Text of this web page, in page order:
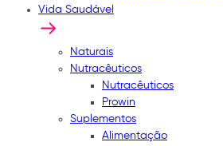
Vida Saudável
Naturais
Nutracêuticos
Nutracêuticos
Prowin
Suplementos
Alimentação